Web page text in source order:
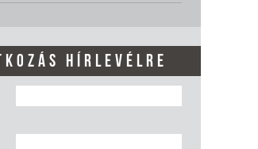
HÍRLEVÉLRE